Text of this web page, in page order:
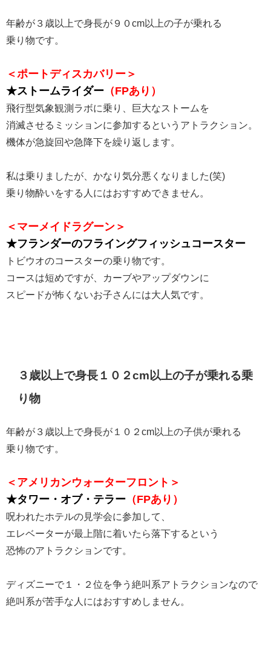
年齢が３歳以上で身長が９０cm以上の子が乗れる
乗り物です。
＜ポートディスカバリー＞
★ストームライダー （FPあり）
飛行型気象観測ラボに乗り、巨大なストームを
消滅させるミッションに参加するというアトラクション。
機体が急旋回や急降下を繰り返します。
私は乗りましたが、かなり気分悪くなりました(笑)
乗り物酔いをする人にはおすすめできません。
＜マーメイドラグーン＞
★フランダーのフライングフィッシュコースター
トビウオのコースターの乗り物です。
コースは短めですが、カーブやアップダウンに
スピードが怖くないお子さんには大人気です。
３歳以上で身長１０２cm以上の子が乗れる乗
り物
年齢が３歳以上で身長が１０２cm以上の子供が乗れる
乗り物です。
＜アメリカンウォーターフロント＞
★タワー・オブ・テラー （FPあり）
呪われたホテルの見学会に参加して、
エレベーターが最上階に着いたら落下するという
恐怖のアトラクションです。
ディズニーで１・２位を争う絶叫系アトラクションなので
絶叫系が苦手な人にはおすすめしません。